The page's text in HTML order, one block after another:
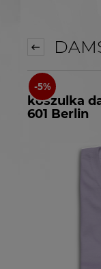
koszulka
601 Berlin